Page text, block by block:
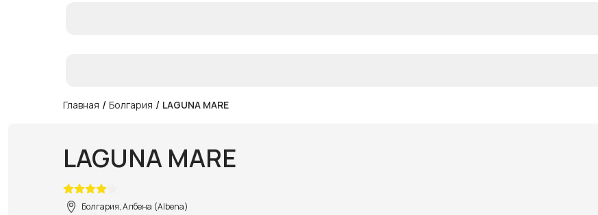
Главная / Болгария / LAGUNA MARE
LAGUNA MARE
Болгария, Албена (Albena)